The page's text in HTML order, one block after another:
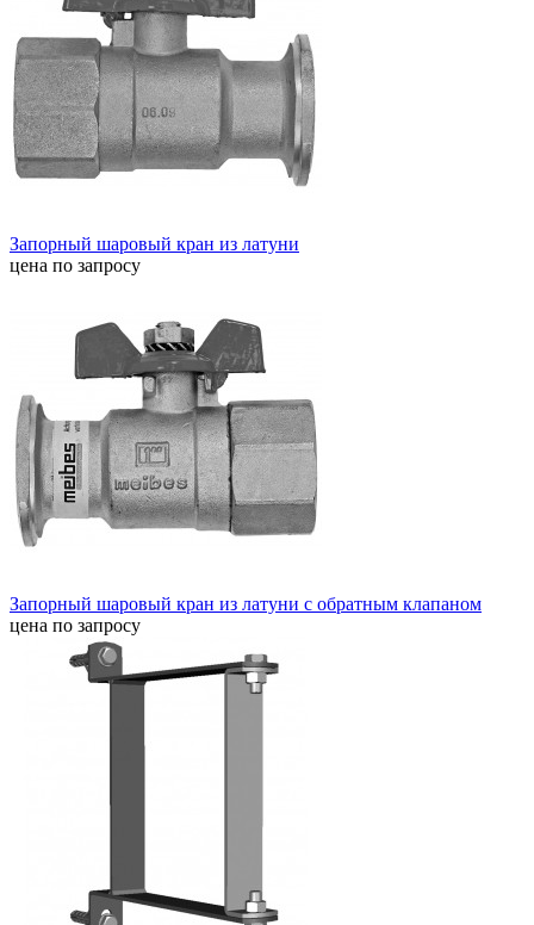
Запорный шаровый кран из латуни
цена по запросу
Запорный шаровый кран из латуни с обратным клапаном
цена по запросу